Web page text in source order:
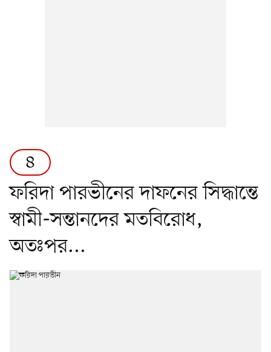
৪
ফরিদা পারভীনের দাফনের সিদ্ধান্তে
স্বামী-সন্তানদের মতবিরোধ,
অতঃপর...